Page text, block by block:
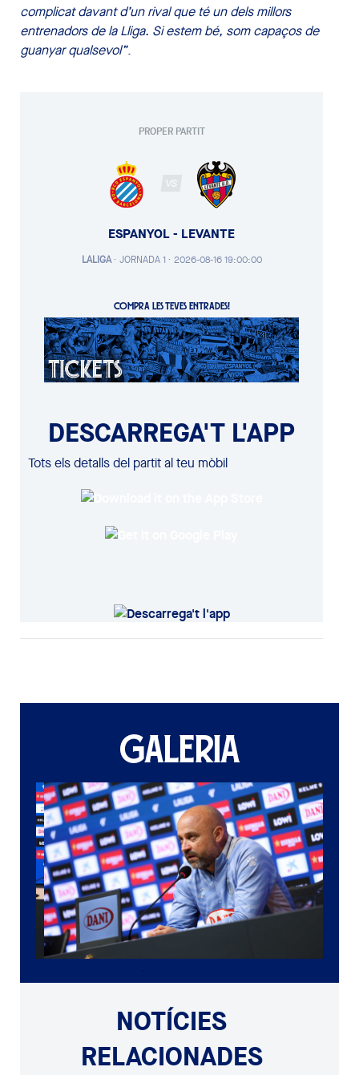
complicat davant d’un rival que té un dels millors
entrenadors de la Lliga. Si estem bé, som capaços de
guanyar qualsevol”.
PROPER PARTIT
VS
ESPANYOL - LEVANTE
LALIGA· JORNADA 1 · 2026-08-16 19:00:00
COMPRA LES TEVES ENTRADES!
DESCARREGA'T L'APP
Tots els detalls del partit al teu mòbil
GALERIA
NOTÍCIES
RELACIONADES